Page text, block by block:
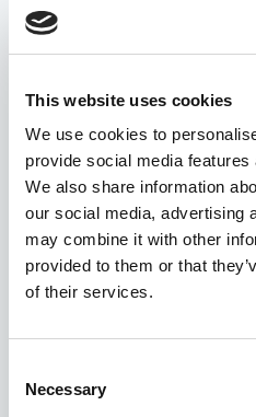
This website uses cookies
We use cookies to
provide social media
We also share information
our social media, advertising
may combine it with other
provided to them or that
of their services.
Selection
Necessary
PartSpace AI verwendet
Methoden wie NLPP,
Kostenfaktoren zu
Verhandlungen zu